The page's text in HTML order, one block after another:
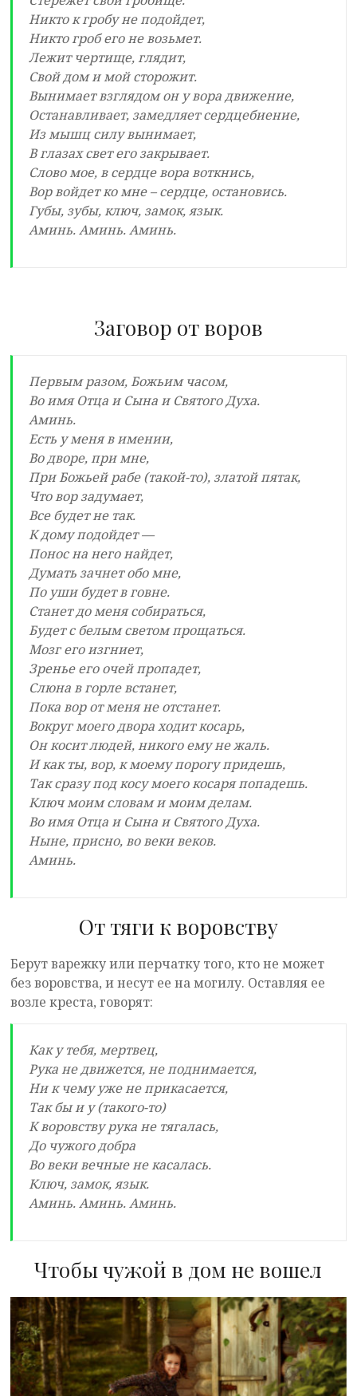
Никто к гробу не подойдет,
Никто гроб его не возьмет.
Лежит чертище, глядит,
Свой дом и мой сторожит.
Вынимает взглядом он у вора движение,
Останавливает, замедляет сердцебиение,
Из мышц силу вынимает,
В глазах свет его закрывает.
Слово мое, в сердце вора воткнись,
Вор войдет ко мне – сердце, остановись.
Губы, зубы, ключ, замок, язык.
Аминь. Аминь. Аминь.
Заговор от воров
Первым разом, Божьим часом,
Во имя Отца и Сына и Святого Духа.
Аминь.
Есть у меня в имении,
Во дворе, при мне,
При Божьей рабе (такой-то), златой пятак,
Что вор задумает,
Все будет не так.
К дому подойдет —
Понос на него найдет,
Думать зачнет обо мне,
По уши будет в говне.
Станет до меня собираться,
Будет с белым светом прощаться.
Мозг его изгниет,
Зренье его очей пропадет,
Слюна в горле встанет,
Пока вор от меня не отстанет.
Вокруг моего двора ходит косарь,
Он косит людей, никого ему не жаль.
И как ты, вор, к моему порогу придешь,
Так сразу под косу моего косаря попадешь.
Ключ моим словам и моим делам.
Во имя Отца и Сына и Святого Духа.
Ныне, присно, во веки веков.
Аминь.
От тяги к воровству
Берут варежку или перчатку того, кто не может
без воровства, и несут ее на могилу. Оставляя ее
возле креста, говорят:
Как у тебя, мертвец,
Рука не движется, не поднимается,
Ни к чему уже не прикасается,
Так бы и у (такого-то)
К воровству рука не тягалась,
До чужого добра
Во веки вечные не касалась.
Ключ, замок, язык.
Аминь. Аминь. Аминь.
Чтобы чужой в дом не вошел